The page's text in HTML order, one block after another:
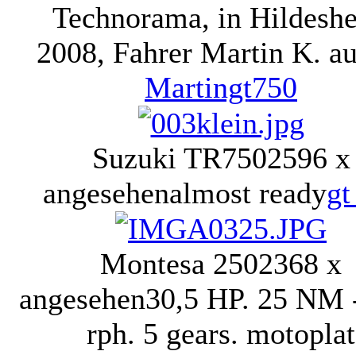
Technorama, in
2008, Fahrer Martin K.
Martingt750
Suzuki TR7502596 x
angesehenalmost ready
Montesa 2502368 x
angesehen30,5 HP. 25 NM
rph. 5 gears. motoplat